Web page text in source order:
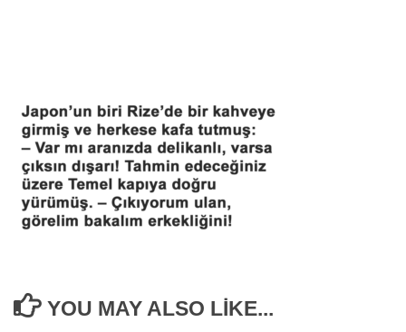
YOU MAY ALSO LIKE...